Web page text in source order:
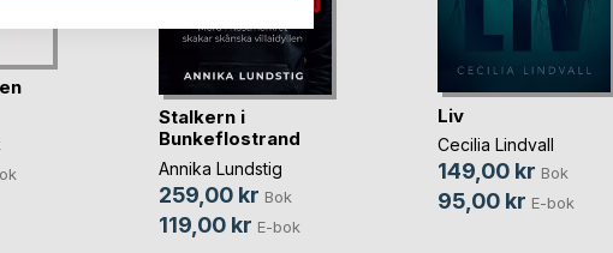
Stalkern i
Bunkeflostrand
Annika Lundstig
259,00 kr Bok
119,00 kr E-bok
Liv
Cecilia Lindvall
149,00 kr Bok
95,00 kr E-bok